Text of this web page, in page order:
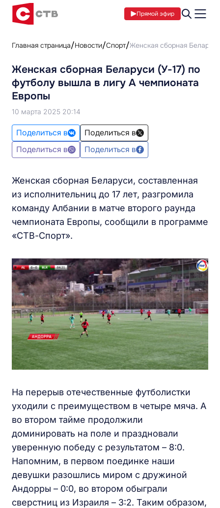
Прямой эфир
Главная страница Новости Спорт Женская сборная
Женская сборная Беларуси (У-17) по
футболу вышла в лигу А чемпионата
Европы
10 марта 2025 20:14
Поделиться в
Поделиться в
Поделиться в
Поделиться в
Женская сборная Беларуси, составленная
из исполнительниц до 17 лет, разгромила
команду Албании в матче второго раунда
чемпионата Европы, сообщили в программе
«СТВ-Спорт».
На перерыв отечественные футболистки
уходили с преимуществом в четыре мяча. А
во втором тайме продолжили
доминировать на поле и праздновали
уверенную победу с результатом – 8:0.
Напомним, в первом поединке наши
девушки разошлись миром с дружиной
Андорры – 0:0, во втором обыграли
сверстниц из Израиля – 3:2. Таким образом,